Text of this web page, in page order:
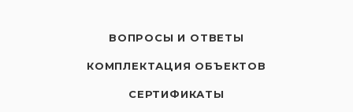
ВОПРОСЫ И ОТВЕТЫ
КОМПЛЕКТАЦИЯ ОБЪЕКТОВ
СЕРТИФИКАТЫ